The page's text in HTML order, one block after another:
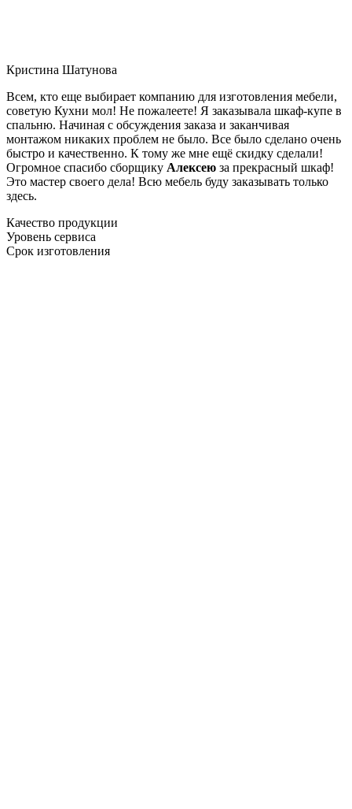
Кристина Шатунова
Всем, кто еще выбирает компанию для изготовления мебели,
советую Кухни мол! Не пожалеете! Я заказывала шкаф-купе в
спальню. Начиная с обсуждения заказа и заканчивая
монтажом никаких проблем не было. Все было сделано очень
быстро и качественно. К тому же мне ещё скидку сделали!
Огромное спасибо сборщику Алексею за прекрасный шкаф!
Это мастер своего дела! Всю мебель буду заказывать только
здесь.
Качество продукции
Уровень сервиса
Срок изготовления